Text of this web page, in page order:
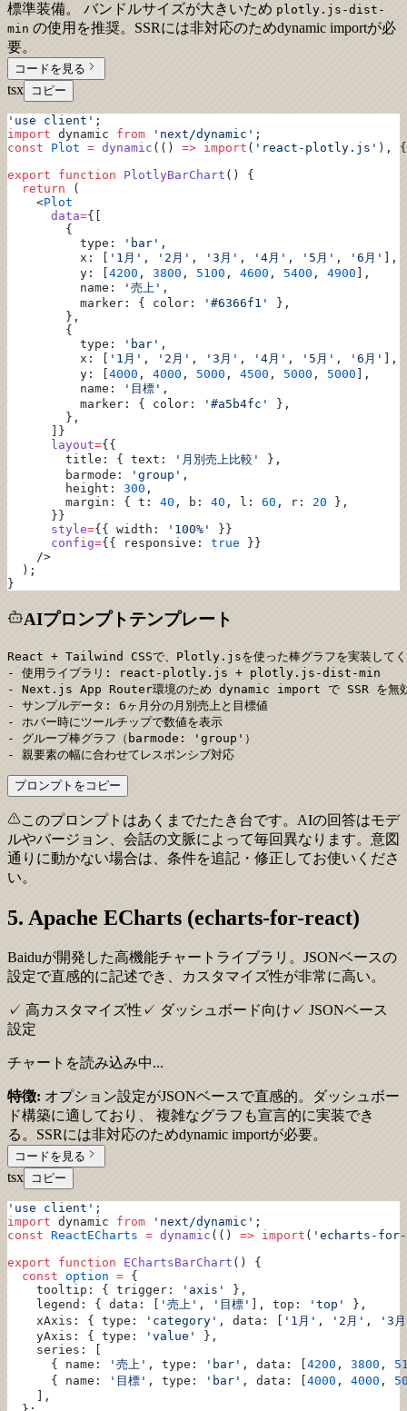
標準装備。 バンドルサイズが大きいため plotly.js-dist-
min の使用を推奨。SSRには非対応のためdynamic importが必
要。
コードを見る
tsx コピー
'use client' ;
import dynamic from 'next/dynamic' ;
const Plot = dynamic (() => import ( 'react-plotly.js' ),
export function PlotlyBarChart () {
  return
(
    <
Plot
      data
={[
        {
          type:
'bar' ,
          x: [
'1月' , '2月' , '3月' , '4月' , '5月' , '6月'
],
          y: [
4200 , 3800 , 5100 , 4600 , 5400 , 4900 ],
          name:
'売上' ,
          marker: { color:
'#6366f1'
},
        },
        {
          type:
'bar' ,
          x: [
'1月' , '2月' , '3月' , '4月' , '5月' , '6月'
],
          y: [
4000 , 4000 , 5000 , 4500 , 5000 , 5000 ],
          name:
'目標' ,
          marker: { color:
'#a5b4fc'
},
        },
      ]}
      layout
={{
        title: { text:
'月別売上比較'
},
        barmode:
'group' ,
        height:
300 ,
        margin: { t:
40 , b: 40 , l: 60 , r: 20 },
      }}
      style
={{ width: '100%'
}}
      config
={{ responsive: true }}
    />
  );
}
AIプロンプトテンプレート
React + Tailwind CSSで、Plotly.jsを使った棒グラフを実装してく
- 使用ライブラリ: react-plotly.js + plotly.js-dist-min
- Next.js App Router環境のため dynamic import で SSR を無
- サンプルデータ: 6ヶ月分の月別売上と目標値
- ホバー時にツールチップで数値を表示
- グループ棒グラフ（barmode: 'group'）
- 親要素の幅に合わせてレスポンシブ対応
プロンプトをコピー
このプロンプトはあくまでたたき台です。AIの回答はモデ
ルやバージョン、会話の文脈によって毎回異なります。意図
通りに動かない場合は、条件を追記・修正してお使いくださ
い。
5. Apache ECharts (echarts-for-react)
Baiduが開発した高機能チャートライブラリ。JSONベースの
設定で直感的に記述でき、カスタマイズ性が非常に高い。
✓ 高カスタマイズ性 ✓ ダッシュボード向け ✓ JSONベース
設定
チャートを読み込み中...
特徴: オプション設定がJSONベースで直感的。ダッシュボー
ド構築に適しており、 複雑なグラフも宣言的に実装でき
る。SSRには非対応のためdynamic importが必要。
コードを見る
tsx コピー
'use client' ;
import dynamic from 'next/dynamic' ;
const ReactECharts = dynamic (() => import ( 'echarts-
export function EChartsBarChart () {
  const
option = {
    tooltip: { trigger:
'axis'
},
    legend: { data: [
'売上' , '目標' ], top: 'top'
},
    xAxis: { type:
'category' , data: [ '1月' , '2月' ,
'3
    yAxis: { type:
'value'
},
    series: [
      { name:
'売上' , type: 'bar' , data: [4200 , 3800 ,
      { name:
'目標' , type: 'bar' , data: [4000 , 4000 ,
    ],